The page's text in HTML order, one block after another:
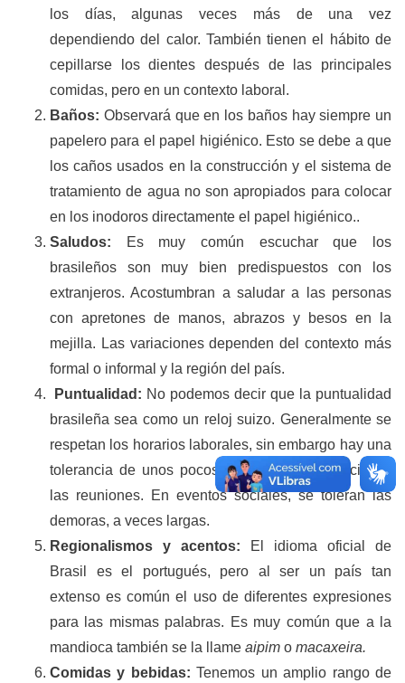
los días, algunas veces más de una vez
dependiendo del calor. También tienen el hábito de
cepillarse los dientes después de las principales
comidas, pero en un contexto laboral.
Baños: Observará que en los baños hay siempre un
papelero para el papel higiénico. Esto se debe a que
los caños usados en la construcción y el sistema de
tratamiento de agua no son apropiados para colocar
en los inodoros directamente el papel higiénico..
Saludos: Es muy común escuchar que los
brasileños son muy bien predispuestos con los
extranjeros. Acostumbran a saludar a las personas
con apretones de manos, abrazos y besos en la
mejilla. Las variaciones dependen del contexto más
formal o informal y la región del país.
Puntualidad: No podemos decir que la puntualidad
brasileña sea como un reloj suizo. Generalmente se
respetan los horarios laborales, sin embargo hay una
tolerancia de unos pocos minutos para el inicio de
las reuniones. En eventos sociales, se toleran las
demoras, a veces largas.
Regionalismos y acentos:
El idioma oficial de
Brasil es el portugués, pero al ser un país tan
extenso es común el uso de diferentes expresiones
para las mismas palabras. Es muy común que a la
mandioca también se la llame aipim o macaxeira.
Comidas y bebidas: Tenemos un amplio rango de